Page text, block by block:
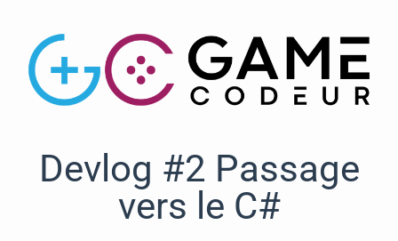
Devlog #2 Passage
vers le C#